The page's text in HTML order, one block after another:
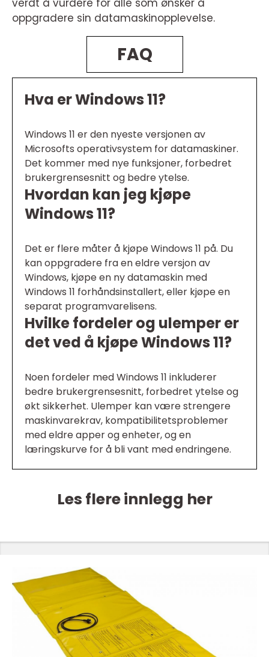
oppgradere sin datamaskinopplevelse.
FAQ
Hva er Windows 11?
Windows 11 er den nyeste versjonen av
Microsofts operativsystem for datamaskiner.
Det kommer med nye funksjoner, forbedret
brukergrensesnitt og bedre ytelse.
Hvordan kan jeg kjøpe
Windows 11?
Det er flere måter å kjøpe Windows 11 på. Du
kan oppgradere fra en eldre versjon av
Windows, kjøpe en ny datamaskin med
Windows 11 forhåndsinstallert, eller kjøpe en
separat programvarelisens.
Hvilke fordeler og ulemper er
det ved å kjøpe Windows 11?
Noen fordeler med Windows 11 inkluderer
bedre brukergrensesnitt, forbedret ytelse og
økt sikkerhet. Ulemper kan være strengere
maskinvarekrav, kompatibilitetsproblemer
med eldre apper og enheter, og en
læringskurve for å bli vant med endringene.
Les flere innlegg her